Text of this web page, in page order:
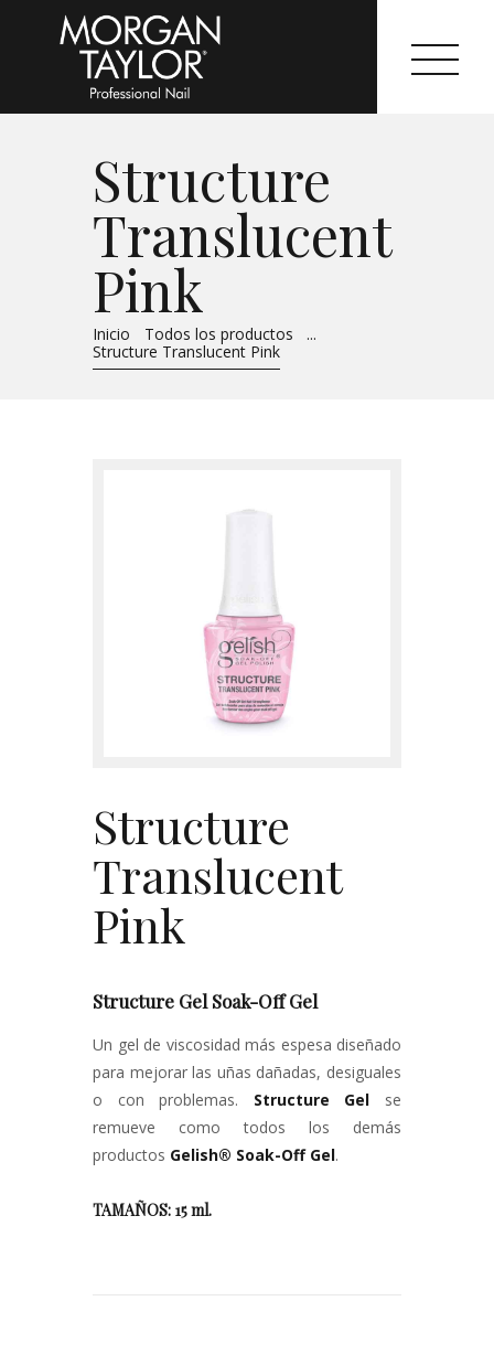
Structure
Translucent
Pink
Inicio Todos los productos
...
Structure Translucent Pink
Morgan Taylor®
Sistemas Profesionales
Cartas de Color
Catálogo
Structure
Translucent
Pink
Structure Gel Soak-Off Gel
Un gel de viscosidad más espesa diseñado
para mejorar las uñas dañadas, desiguales
o con problemas. Structure Gel se
remueve como todos los demás
productos Gelish® Soak-Off Gel.
TAMAÑOS: 15 ml.